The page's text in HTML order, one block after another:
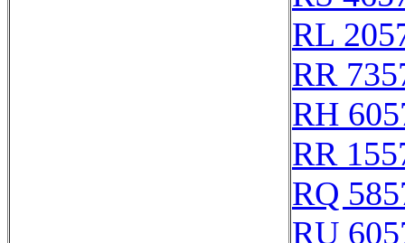
RL
RR
RH
RR
RQ
RU